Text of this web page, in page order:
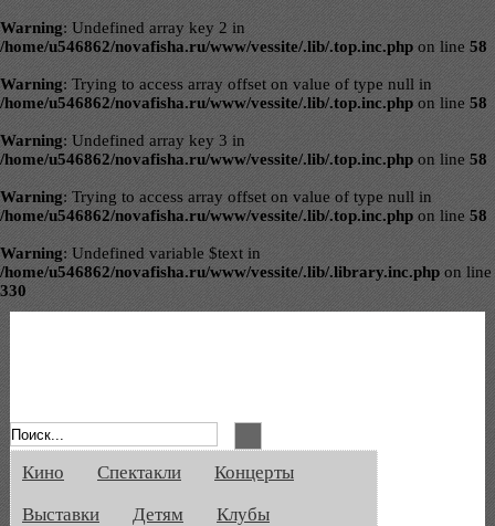
Warning: Undefined array key 2 in
/home/u546862/novafisha.ru/www/vessite/.lib/.top.inc.php on line 58
Warning: Trying to access array offset on value of type null in
/home/u546862/novafisha.ru/www/vessite/.lib/.top.inc.php on line 58
Warning: Undefined array key 3 in
/home/u546862/novafisha.ru/www/vessite/.lib/.top.inc.php on line 58
Warning: Trying to access array offset on value of type null in
/home/u546862/novafisha.ru/www/vessite/.lib/.top.inc.php on line 58
Warning: Undefined variable $text in
/home/u546862/novafisha.ru/www/vessite/.lib/.library.inc.php on line
330
Кино Спектакли
Концерты
Выставки
Детям
Клубы